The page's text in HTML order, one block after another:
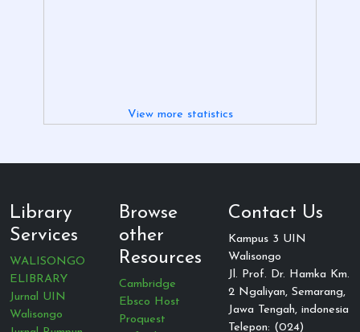
View more statistics
Library
Services
WALISONGO
ELIBRARY
Jurnal UIN
Walisongo
Browse
other
Resources
Cambridge
Ebsco Host
Proquest
Contact Us
Kampus 3 UIN
Walisongo
Jl. Prof. Dr. Hamka Km.
2 Ngaliyan, Semarang,
Jawa Tengah, indonesia
Telepon: (024)